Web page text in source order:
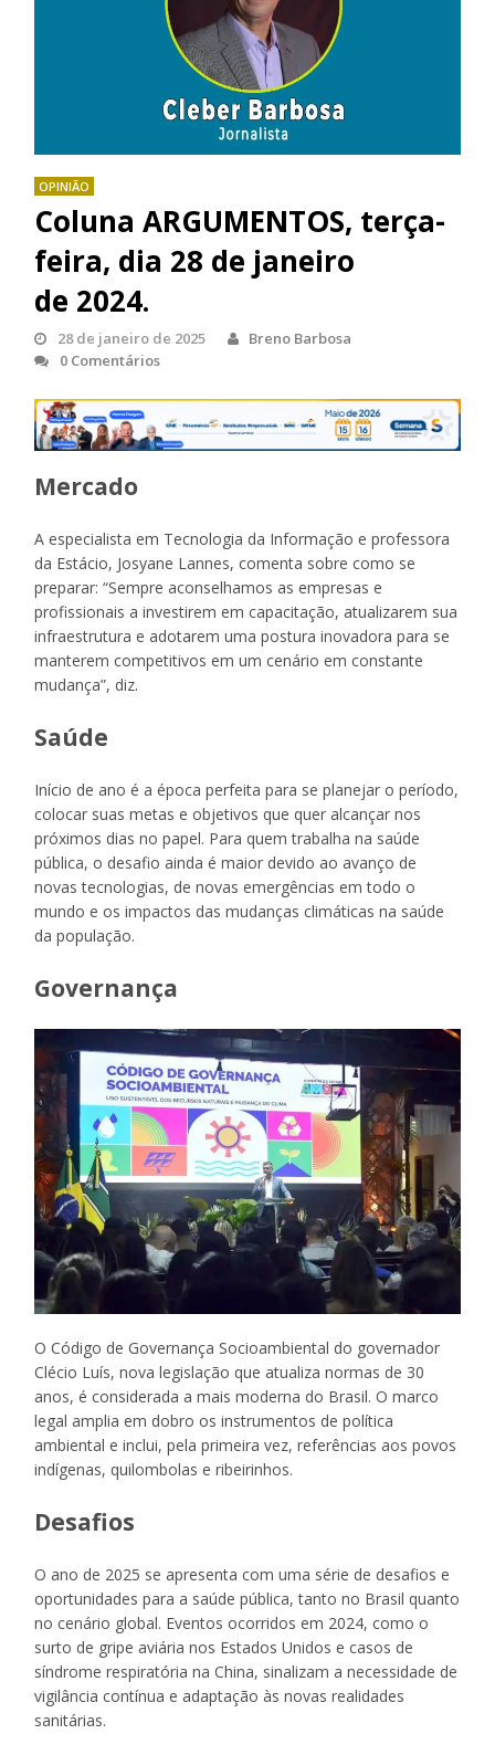
OPINIÃO
Coluna ARGUMENTOS, terça-
feira, dia 28 de janeiro
de 2024.
28 de janeiro de 2025
Breno Barbosa
0 Comentários
Mercado
A especialista em Tecnologia da Informação e professora
da Estácio, Josyane Lannes, comenta sobre como se
preparar: “Sempre aconselhamos as empresas e
profissionais a investirem em capacitação, atualizarem sua
infraestrutura e adotarem uma postura inovadora para se
manterem competitivos em um cenário em constante
mudança”, diz.
Saúde
Início de ano é a época perfeita para se planejar o período,
colocar suas metas e objetivos que quer alcançar nos
próximos dias no papel. Para quem trabalha na saúde
pública, o desafio ainda é maior devido ao avanço de
novas tecnologias, de novas emergências em todo o
mundo e os impactos das mudanças climáticas na saúde
da população.
Governança
O Código de Governança Socioambiental do governador
Clécio Luís, nova legislação que atualiza normas de 30
anos, é considerada a mais moderna do Brasil. O marco
legal amplia em dobro os instrumentos de política
ambiental e inclui, pela primeira vez, referências aos povos
indígenas, quilombolas e ribeirinhos.
Desafios
O ano de 2025 se apresenta com uma série de desafios e
oportunidades para a saúde pública, tanto no Brasil quanto
no cenário global. Eventos ocorridos em 2024, como o
surto de gripe aviária nos Estados Unidos e casos de
síndrome respiratória na China, sinalizam a necessidade de
vigilância contínua e adaptação às novas realidades
sanitárias.